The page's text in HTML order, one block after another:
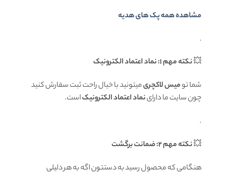
مشاهده همه پک های هدیه
.
💥نکته مهم 1: نماد اعتماد الکترونیک
شما تومیس لاکچریمیتونید با خیال راحت ثبت سفارش کنید
چون سایت ما داراینماد اعتماد الکترونیکاست.
.
💥نکته مهم 2: ضمانت برگشت
هنگامی که محصول رسید به دستتون اگه به هر دلیلی